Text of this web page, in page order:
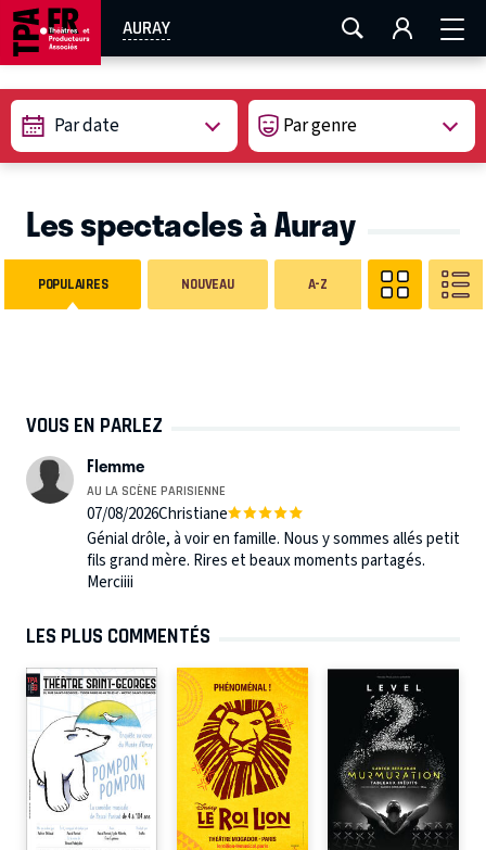
AURAY
AIX-MARSEILLE LA ROCHELLE
EN TOURNÉE
Par date
Les spectacles à Auray
POPULAIRES NOUVEAU A-Z
VOUS EN PARLEZ
Flemme
AU LA SCÈNE PARISIENNE
07/08/2026Christiane
Génial drôle, à voir en famille. Nous y sommes allés petit
fils grand mère. Rires et beaux moments partagés.
Merciiii
LES PLUS COMMENTÉS